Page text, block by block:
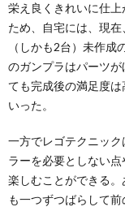
栄え良くきれいに仕
ため、自宅には、現
（しかも2台）未作
のガンプラはパーツ
ても完成後の満足度
いった。
一方でレゴテクニッ
ラーを必要としない
楽しむことができる
も一つずつばらして